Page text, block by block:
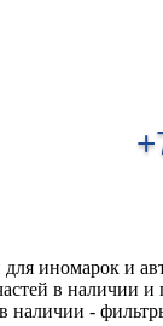
для иномарок и
в наличии и
наличии -